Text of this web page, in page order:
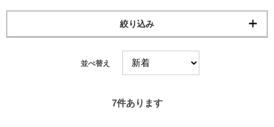
絞り込み
並べ替え
7件あります